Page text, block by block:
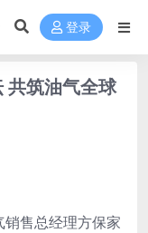
登录
共筑油气全球
售总经理方保家